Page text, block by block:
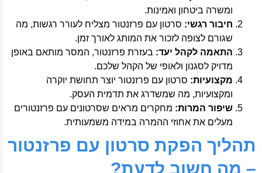
ומשרה ביטחון ואמינות.
חיבור רגשי: סרטון עם פרזנטור מצליח לעורר רגשות, מה
שגורם לצופה לזכור את המותג לאורך זמן.
התאמה לקהל יעד: בעזרת פרזנטור, המסר מותאם באופן
מדויק לסגנון ולאופי של הקהל שלכם.
מקצועיות: סרטון עם פרזנטור יוצר תחושת יוקרה
ומקצועיות, מה שמשדרג את תדמית העסק.
שיפור המרות: מחקרים מראים שסרטונים עם פרזנטורים
מעלים את אחוזי ההמרה במידה משמעותית.
תהליך הפקת סרטון עם פרזנטור
– מה חשוב לדעת?